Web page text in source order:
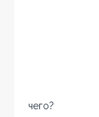
чего?